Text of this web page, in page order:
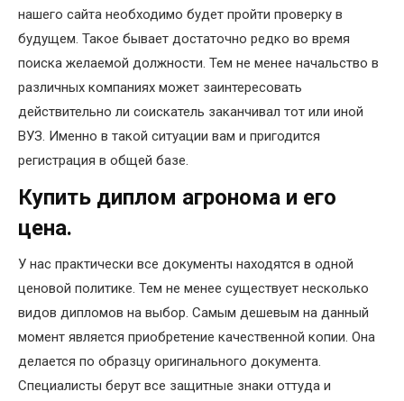
нашего сайта необходимо будет пройти проверку в
будущем. Такое бывает достаточно редко во время
поиска желаемой должности. Тем не менее начальство в
различных компаниях может заинтересовать
действительно ли соискатель заканчивал тот или иной
ВУЗ. Именно в такой ситуации вам и пригодится
регистрация в общей базе.
Купить диплом агронома и его
цена.
У нас практически все документы находятся в одной
ценовой политике. Тем не менее существует несколько
видов дипломов на выбор. Самым дешевым на данный
момент является приобретение качественной копии. Она
делается по образцу оригинального документа.
Специалисты берут все защитные знаки оттуда и